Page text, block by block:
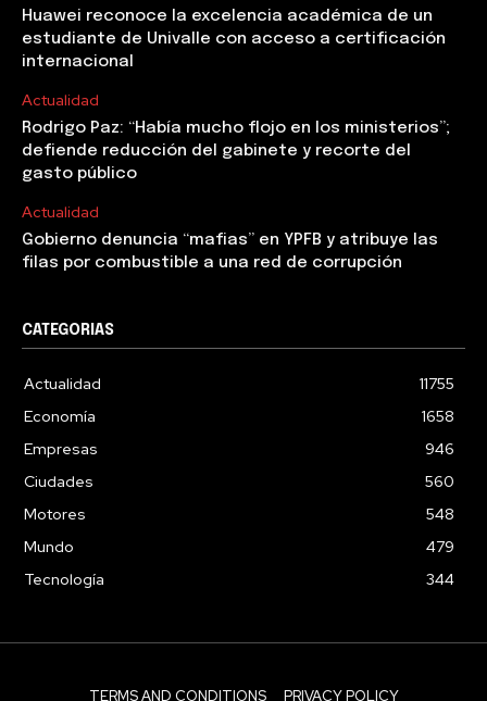
Huawei reconoce la excelencia académica de un
estudiante de Univalle con acceso a certificación
internacional
Actualidad
Rodrigo Paz: “Había mucho flojo en los ministerios”;
defiende reducción del gabinete y recorte del
gasto público
Actualidad
Gobierno denuncia “mafias” en YPFB y atribuye las
filas por combustible a una red de corrupción
CATEGORIAS
Actualidad
11755
Economía
1658
Empresas
946
Ciudades
560
Motores
548
Mundo
479
Tecnología
344
TERMS AND CONDITIONS PRIVACY POLICY